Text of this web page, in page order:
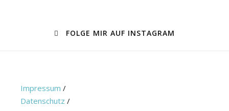
FOLGE MIR AUF INSTAGRAM
Impressum /
Datenschutz /